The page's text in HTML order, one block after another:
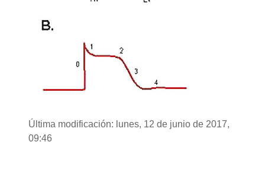
Última modificación: lunes, 12 de junio de 2017,
09:46